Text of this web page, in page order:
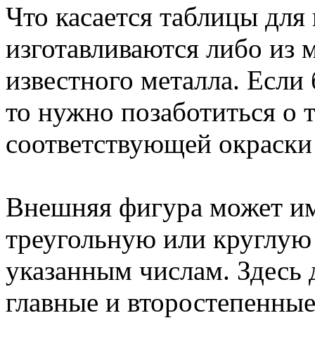
Что касается таблицы
изготавливаются либо из
известного металла. Если
то нужно позаботиться о
соответствующей
Внешняя фигура может
треугольную или
указанным числам.
главные и